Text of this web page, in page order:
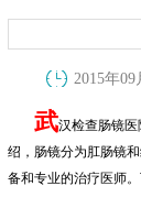
2015年
武汉检查肠镜
绍，肠镜分为肛肠镜
备和专业的治疗医师